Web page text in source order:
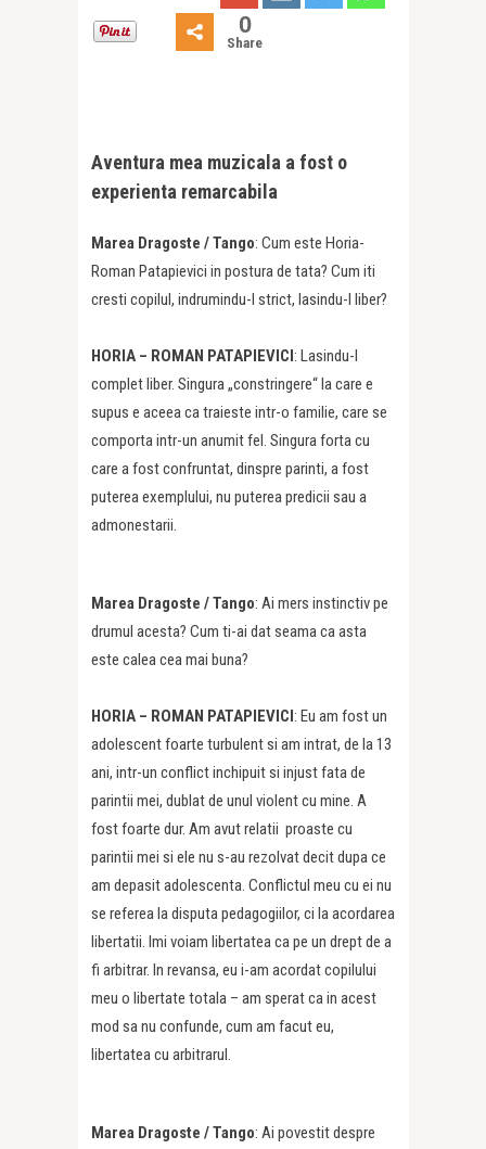
0
Share
Aventura mea muzicala a fost o
experienta remarcabila
Marea Dragoste / Tango: Cum este Horia-
Roman Patapievici in postura de tata? Cum iti
cresti copilul, indrumindu-l strict, lasindu-l liber?
HORIA – ROMAN PATAPIEVICI: Lasindu-l
complet liber. Singura „constringere“ la care e
supus e aceea ca traieste intr-o familie, care se
comporta intr-un anumit fel. Singura forta cu
care a fost confruntat, dinspre parinti, a fost
puterea exemplului, nu puterea predicii sau a
admonestarii.
Marea Dragoste /Tango: Ai mers instinctiv pe
drumul acesta? Cum ti-ai dat seama ca asta
este calea cea mai buna?
HORIA – ROMAN PATAPIEVICI: Eu am fost un
adolescent foarte turbulent si am intrat, de la 13
ani, intr-un conflict inchipuit si injust fata de
parintii mei, dublat de unul violent cu mine. A
fost foarte dur. Am avut relatii proaste cu
parintii mei si ele nu s-au rezolvat decit dupa ce
am depasit adolescenta. Conflictul meu cu ei nu
se referea la disputa pedagogiilor, ci la acordarea
libertatii. Imi voiam libertatea ca pe un drept de a
fi arbitrar. In revansa, eu i-am acordat copilului
meu o libertate totala – am sperat ca in acest
mod sa nu confunde, cum am facut eu,
libertatea cu arbitrarul.
Marea Dragoste /Tango: Ai povestit despre